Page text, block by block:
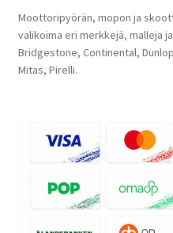
Moottoripyörän, mopon ja
valikoima eri merkkejä, malleja
Bridgestone, Continental,
Mitas, Pirelli.